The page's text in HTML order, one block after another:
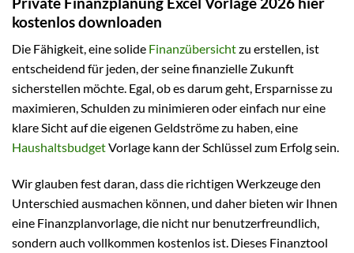
kostenlos downloaden
Die Fähigkeit, eine solide Finanzübersichtzu erstellen, ist
entscheidend für jeden, der seine finanzielle Zukunft
sicherstellen möchte. Egal, ob es darum geht, Ersparnisse zu
maximieren, Schulden zu minimieren oder einfach nur eine
klare Sicht auf die eigenen Geldströme zu haben, eine
HaushaltsbudgetVorlage kann der Schlüssel zum Erfolg sein.
Wir glauben fest daran, dass die richtigen Werkzeuge den
Unterschied ausmachen können, und daher bieten wir Ihnen
eine Finanzplanvorlage, die nicht nur benutzerfreundlich,
sondern auch vollkommen kostenlos ist. Dieses Finanztool